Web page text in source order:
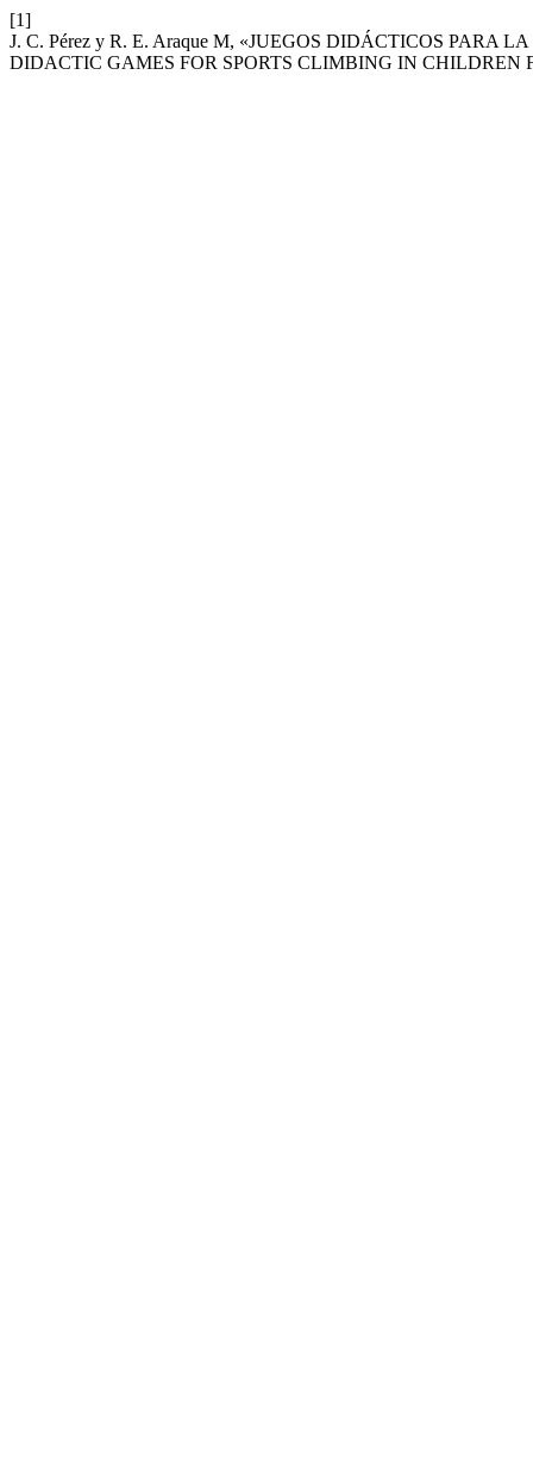
[1]
J. C. Pérez y R. E. Araque M, «JUEGOS DIDÁCTICOS PARA
DIDACTIC GAMES FOR SPORTS CLIMBING IN CHILDREN